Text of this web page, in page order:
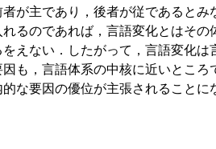
が主であり，後者が従であると
るのであれば，言語変化とはそ
えない．したがって，言語変化
も，言語体系の中核に近いとこ
な要因の優位が主張されること